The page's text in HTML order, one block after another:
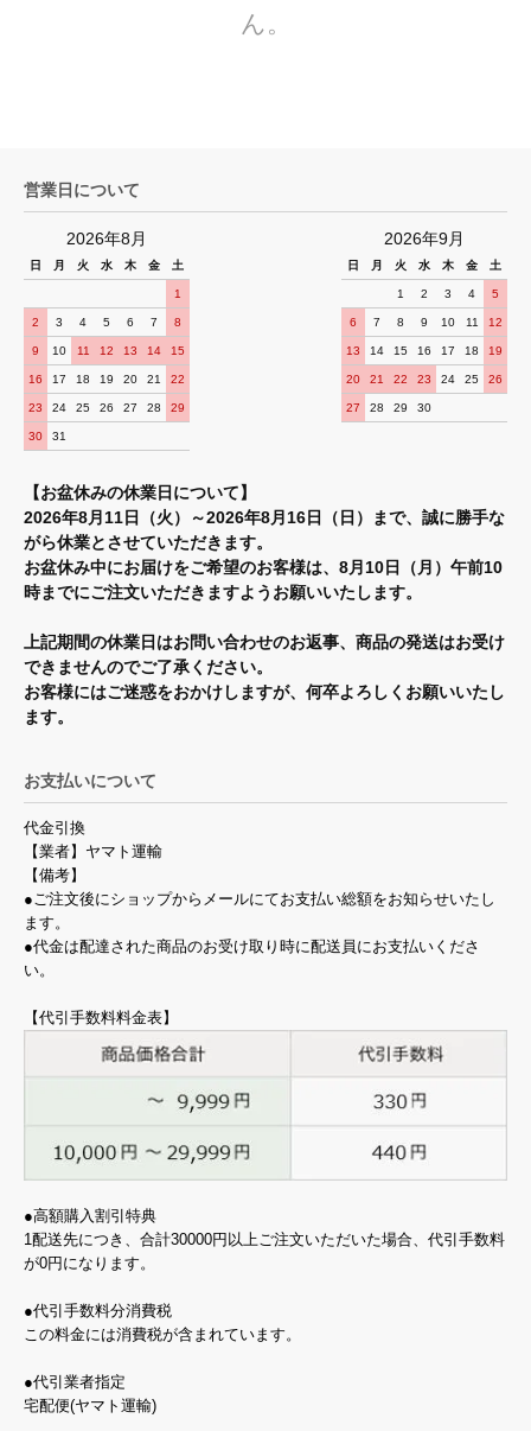
ん。
営業日について
2026年8月
日 月 火 水 木 金 土
1
2 3 4 5 6 7 8
9 10 11 12 13 14 15
16 17 18 19 20 21 22
23 24 25 26 27 28 29
30 31
2026年9月
日 月 火 水 木 金 土
1 2 3 4 5
6 7 8 9 10 11 12
13 14 15 16 17 18 19
20 21 22 23 24 25 26
27 28 29 30
【お盆休みの休業日について】
2026年8月11日（火）～2026年8月16日（日）まで、誠に勝手な
がら休業とさせていただきます。
お盆休み中にお届けをご希望のお客様は、8月10日（月）午前10
時までにご注文いただきますようお願いいたします。
上記期間の休業日はお問い合わせのお返事、商品の発送はお受け
できませんのでご了承ください。
お客様にはご迷惑をおかけしますが、何卒よろしくお願いいたし
ます。
お支払いについて
代金引換
【業者】ヤマト運輸
【備考】
●ご注文後にショップからメールにてお支払い総額をお知らせいたし
ます。
●代金は配達された商品のお受け取り時に配送員にお支払いくださ
い。
【代引手数料料金表】
●高額購入割引特典
1配送先につき、合計30000円以上ご注文いただいた場合、代引手数料
が0円になります。
●代引手数料分消費税
この料金には消費税が含まれています。
●代引業者指定
宅配便(ヤマト運輸)